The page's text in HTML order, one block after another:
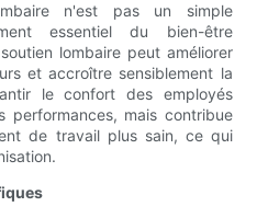
n'est pas un simple
essentiel du bien-être
lombaire peut améliorer
et accroître sensiblement la
le confort des employés
performances, mais contribue
de travail plus sain, ce qui